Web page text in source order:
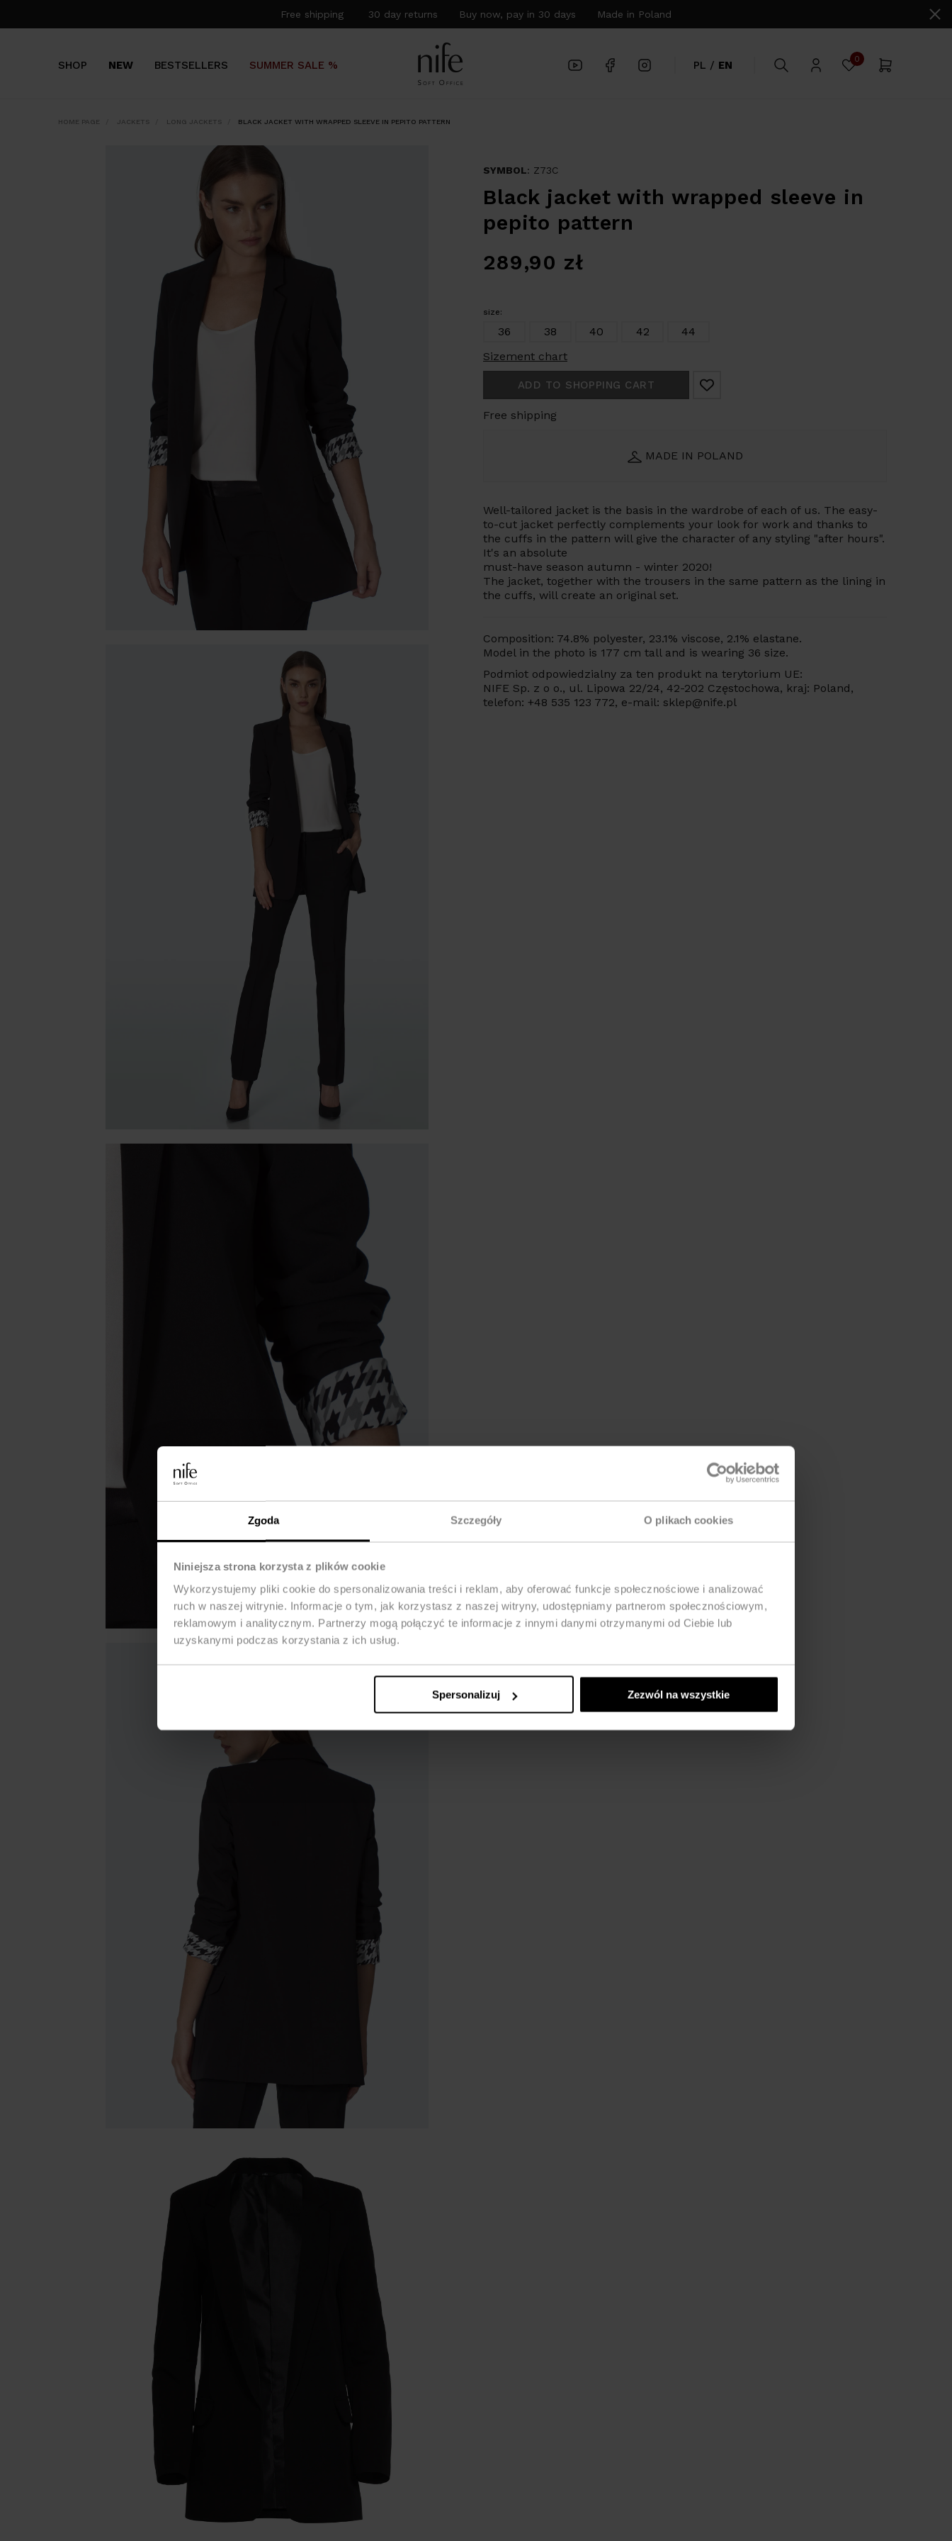
Zgoda Szczegóły O plikach cookies
Niniejsza strona korzysta z plików cookie
Wykorzystujemy pliki cookie do spersonalizowania treści i reklam, aby oferować funkcje społecznościowe i analizować
ruch w naszej witrynie. Informacje o tym, jak korzystasz z naszej witryny, udostępniamy partnerom społecznościowym,
reklamowym i analitycznym. Partnerzy mogą połączyć te informacje z innymi danymi otrzymanymi od Ciebie lub
uzyskanymi podczas korzystania z ich usług.
Spersonalizuj Zezwól na wszystkie
Free shipping 30 day returns Buy now, pay in 30 days Made in Poland
SHOP NEW BESTSELLERS SUMMER SALE % PL / EN 0
HOME PAGE JACKETS LONG JACKETS BLACK JACKET WITH WRAPPED SLEEVE IN PEPITO PATTERN
SYMBOL: Z73C
Black jacket with wrapped sleeve in
pepito pattern
289,90 zł
size:
36 38 40 42
44
Sizement chart
ADD TO SHOPPING CART
Free shipping
MADE IN POLAND
Well-tailored jacket is the basis in the wardrobe of each of us. The easy-
to-cut jacket perfectly complements your look for work and thanks to
the cuffs in the pattern will give the character of any styling "after hours".
It's an absolute
must-have season autumn - winter 2020!
The jacket, together with the trousers in the same pattern as the lining in
the cuffs, will create an original set.
Composition: 74.8% polyester, 23.1% viscose, 2.1% elastane.
Model in the photo is 177 cm tall and is wearing 36 size.
Podmiot odpowiedzialny za ten produkt na terytorium UE:
NIFE Sp. z o o., ul. Lipowa 22/24, 42-202 Częstochowa, kraj: Poland,
telefon: +48 535 123 772, e-mail: sklep@nife.pl